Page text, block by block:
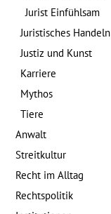
Jurist Einfühlsam
Juristisches Handeln
Justiz und Kunst
Karriere
Mythos
Tiere
Anwalt
Streitkultur
Recht im Alltag
Rechtspolitik